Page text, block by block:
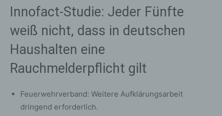
Innofact-Studie: Jeder Fünfte
weiß nicht, dass in deutschen
Haushalten eine
Rauchmelderpflicht gilt
Feuerwehrverband: Weitere Aufklärungsarbeit
dringend erforderlich.